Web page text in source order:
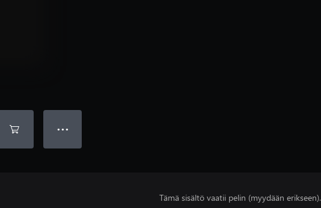
● ● ●
Tämä sisältö vaatii pelin (myydään erikseen).